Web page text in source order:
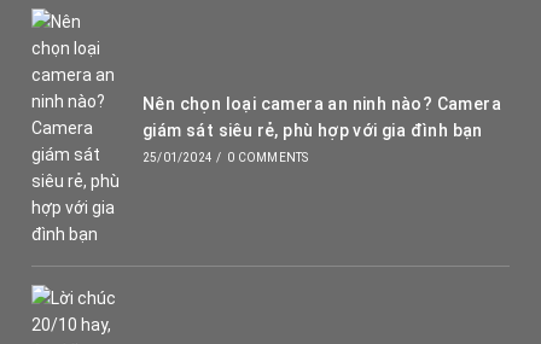
Nên chọn loại camera an ninh nào? Camera
giám sát siêu rẻ, phù hợp với gia đình bạn
25/01/2024 / 0 COMMENTS